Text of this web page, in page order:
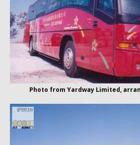
Photo from Yardway Limited,